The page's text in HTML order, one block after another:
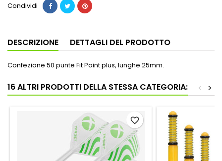
Condividi
DESCRIZIONE DETTAGLI DEL PRODOTTO
Confezione 50 punte Fit Point plus, lunghe 25mm.
16 ALTRI PRODOTTI DELLA STESSA CATEGORIA: >
<
favorite_border